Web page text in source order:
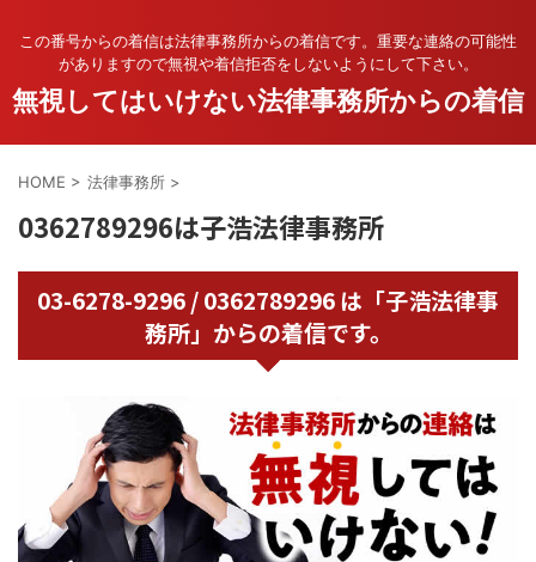
この番号からの着信は法律事務所からの着信です。重要な連絡の可能性
がありますので無視や着信拒否をしないようにして下さい。
無視してはいけない法律事務所からの着信
HOME > 法律事務所 >
0362789296は子浩法律事務所
03-6278-9296 / 0362789296 は「子浩法律事
務所」からの着信です。